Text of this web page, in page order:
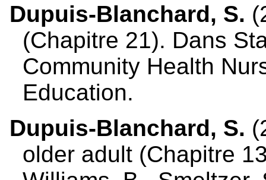
Dupuis-Blanchard, S.
(Chapitre 21). Dans
Community Health
Education.
Dupuis-Blanchard, S.
older adult (Chapitre